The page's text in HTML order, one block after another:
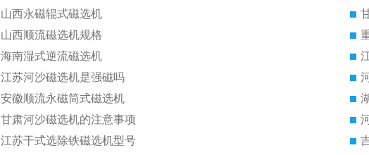
山西永磁辊式磁选机
山西顺流磁选机规格
海南湿式逆流磁选机
江苏河沙磁选机是强磁吗
安徽顺流永磁筒式磁选机
甘肃河沙磁选机的注意事项
江苏干式选除铁磁选机型号